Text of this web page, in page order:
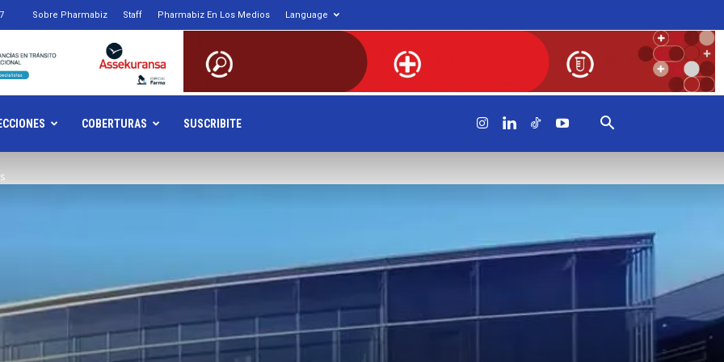
Sobre Pharmabiz Staff Pharmabiz En Los Medios Language
COBERTURAS SUSCRIBITE